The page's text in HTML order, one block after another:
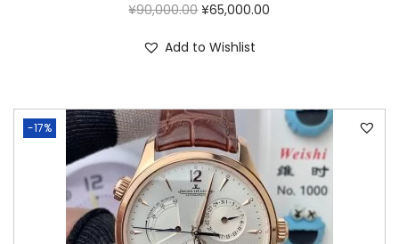
¥90,000.00 ¥65,000.00
Add to Wishlist
-17%